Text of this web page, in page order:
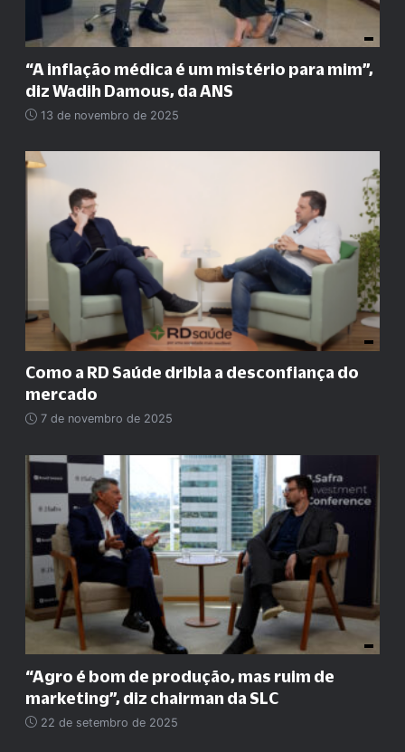
“A inflação médica é um mistério para mim”,
diz Wadih Damous, da ANS
13 de novembro de 2025
Como a RD Saúde dribla a desconfiança do
mercado
7 de novembro de 2025
“Agro é bom de produção, mas ruim de
marketing”, diz chairman da SLC
22 de setembro de 2025